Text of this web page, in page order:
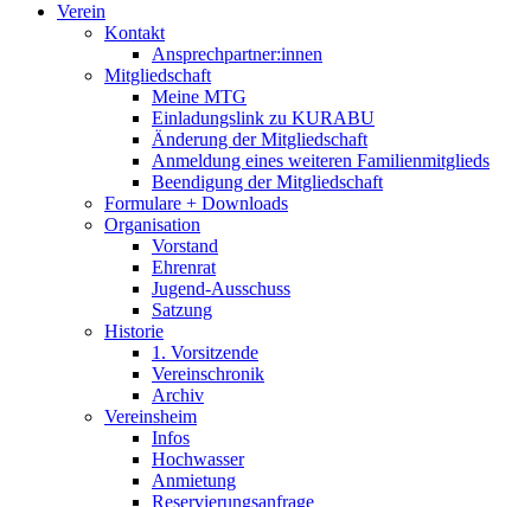
Verein
Kontakt
Ansprechpartner:innen
Mitgliedschaft
Meine MTG
Einladungslink zu KURABU
Änderung der Mitgliedschaft
Anmeldung eines weiteren Familienmitglieds
Beendigung der Mitgliedschaft
Formulare + Downloads
Organisation
Vorstand
Ehrenrat
Jugend-Ausschuss
Satzung
Historie
1. Vorsitzende
Vereinschronik
Archiv
Vereinsheim
Infos
Hochwasser
Anmietung
Reservierungsanfrage